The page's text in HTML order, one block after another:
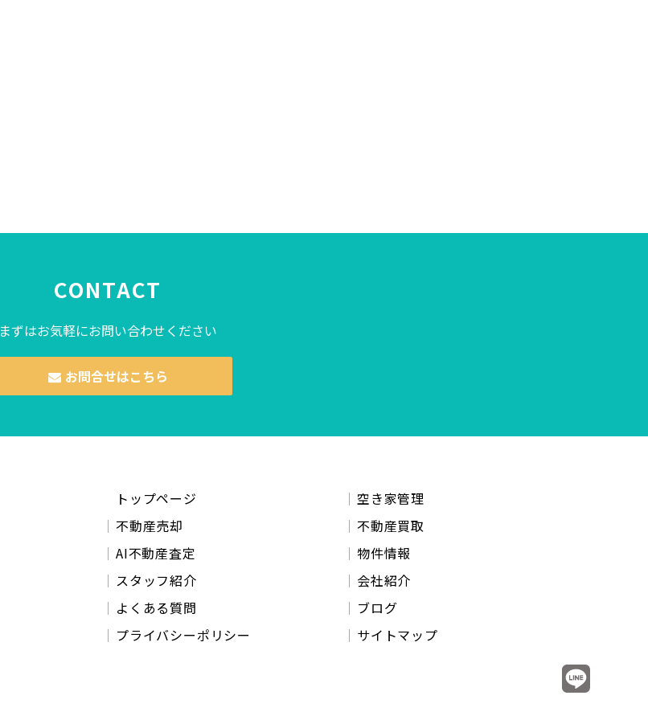
CONTACT
まずはお気軽にお問い合わせください
お問合せはこちら
トップページ
空き家管理
不動産売却
不動産買取
AI不動産査定
物件情報
スタッフ紹介
会社紹介
よくある質問
ブログ
プライバシーポリシー
サイトマップ